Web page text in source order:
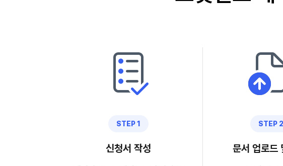
STEP 1
신청서 작성
STEP 2
문서 업로드